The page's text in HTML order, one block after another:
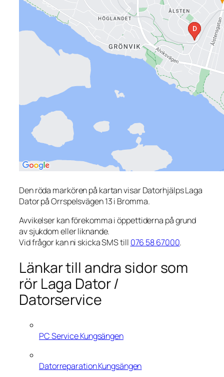
Den röda markören på kartan visar Datorhjälps Laga
Dator på Orrspelsvägen 13 i Bromma.
Avvikelser kan förekomma i öppettiderna på grund
av sjukdom eller liknande.
Vid frågor kan ni skicka SMS till 076 58 67000.
Länkar till andra sidor som
rör Laga Dator /
Datorservice
PC Service Kungsängen
Datorreparation Kungsängen